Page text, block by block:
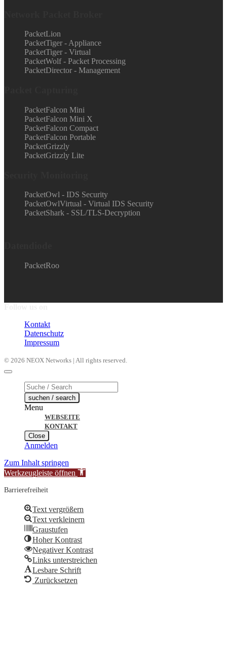
PacketLion
PacketTiger - Appliance
PacketTiger - Virtual
PacketWolf - Packet Processing
PacketDirector - Management
PacketFalcon Mini
PacketFalcon Mini X
PacketFalcon Compact
PacketFalcon Portable
PacketGrizzly
PacketGrizzly Lite
PacketOwl - IDS Security
PacketOwlVirtual - Virtual IDS Security
PacketShark - SSL/TLS-Decryption
PacketRoo
Kontakt
Datenschutz
Impressum
© 2026 NEOX Networks | All rights reserved.
Products
search
suchen / search
Menu
WEBSEITE
KONTAKT
Close
Anmelden
Zum Inhalt springen
Werkzeugleiste öffnen
Barrierefreiheit
Text vergrößern
Text verkleinern
Graustufen
Hoher Kontrast
Negativer Kontrast
Links unterstreichen
Lesbare Schrift
Zurücksetzen